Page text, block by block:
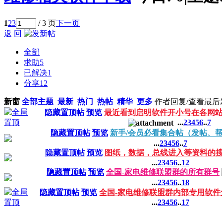
123 / 3 页下一页
返 回
全部
求助5
已解决1
分享12
新窗 全部主题 最新 热门 热帖 精华 更多 作者回复/查看最后
隐藏置顶帖 预览 最近看到启明软件开小号在各网
...23456..7
隐藏置顶帖 预览 新手/会员必看集合帖（发帖、
...23456..7
隐藏置顶帖 预览 图纸，数据，总线进入等资料的
...23456..12
隐藏置顶帖 预览 全国-家电维修联盟群的所有群号
...23456..18
隐藏置顶帖 预览 全国-家电维修联盟群内部专用软
...23456..17